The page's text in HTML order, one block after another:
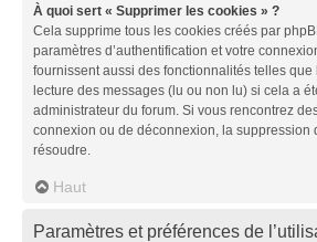
À quoi sert « Supprimer les cookies » ?
Cela supprime tous les cookies créés par
paramètres d’authentification et votre
fournissent aussi des fonctionnalités telles que
lecture des messages (lu ou non lu) si cela a
administrateur du forum. Si vous rencontrez
connexion ou de déconnexion, la suppression
résoudre.
Haut
Paramètres et préférences de